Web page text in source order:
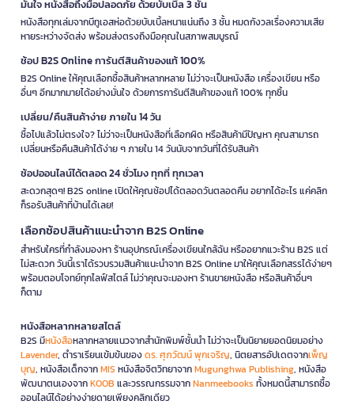
มั่นใจ หนังสือถึงมือปลอดภัย ด้วยบับเบิ้ล 3 ชั้น
หนังสือทุกเล่มจากบีทูเอสห่อด้วยบับเบิ้ลหนาแน่นถึง 3 ชั้น หมดกังวลเรื่องความเสีย
หายระหว่างจัดส่ง พร้อมส่งตรงถึงมือคุณในสภาพสมบูรณ์
ช้อป B2S Online การันตีสินค้าของแท้ 100%
B2S Online ให้คุณเลือกซื้อสินค้าหลากหลาย ไม่ว่าจะเป็นหนังสือ เครื่องเขียน หรือ
อื่นๆ อีกมากมายได้อย่างมั่นใจ ด้วยการการันตีสินค้าของแท้ 100% ทุกชิ้น
เปลี่ยน/คืนสินค้าง่าย ภายใน 14 วัน
ซื้อไปแล้วไม่ตรงใจ? ไม่ว่าจะเป็นหนังสือที่เลือกผิด หรือสินค้ามีปัญหา คุณสามารถ
เปลี่ยนหรือคืนสินค้าได้ง่าย ๆ ภายใน 14 วันนับจากวันที่ได้รับสินค้า
ช้อปออนไลน์ได้ตลอด 24 ชั่วโมง ทุกที่ ทุกเวลา
สะดวกสุดๆ! B2S online เปิดให้คุณช้อปได้ตลอดวันตลอดคืน อยากได้อะไร แค่คลิก
ก็รอรับสินค้าที่บ้านได้เลย!
เลือกช้อปสินค้าแนะนำจาก B2S Online
สำหรับใครที่กำลังมองหา ร้านอุปกรณ์เครื่องเขียนใกล้ฉัน หรืออยากแวะร้าน B2S แต่
ไม่สะดวก วันนี้เราได้รวบรวมสินค้าแนะนำจาก B2S Online มาให้คุณเลือกสรรได้ง่ายๆ
พร้อมตอบโจทย์ทุกไลฟ์สไตล์ ไม่ว่าคุณจะมองหา ร้านขายหนังสือ หรือสินค้าอื่นๆ
ก็ตาม
หนังสือหลากหลายสไตล์
B2S มีหนังสือหลากหลายแนวจากสำนักพิมพ์ชั้นนำ ไม่ว่าจะเป็นนิยายยอดนิยมอย่าง
Lavender, ตำราเรียนเข้มข้นของดร. ศุภวัฒน์ พุกเจริญ, นิตยสารอัปเดตจากเพ็ญ
บุญ, หนังสือเด็กจากMIS หนังสือจิตวิทยาจากMugunghwa Publishing, หนังสือ
พัฒนาตนเองจากKOOB และวรรณกรรมจากNanmeebooks ทั้งหมดนี้สามารถซื้อ
ออนไลน์ได้อย่างง่ายดายเพียงคลิกเดียว